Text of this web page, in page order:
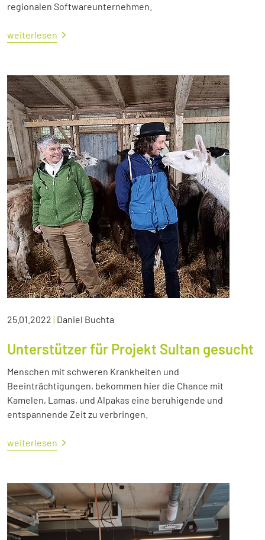
regionalen Softwareunternehmen.
weiterlesen
25.01.2022 | Daniel Buchta
Unterstützer für Projekt Sultan gesucht
Menschen mit schweren Krankheiten und
Beeinträchtigungen, bekommen hier die Chance mit
Kamelen, Lamas, und Alpakas eine beruhigende und
entspannende Zeit zu verbringen.
weiterlesen